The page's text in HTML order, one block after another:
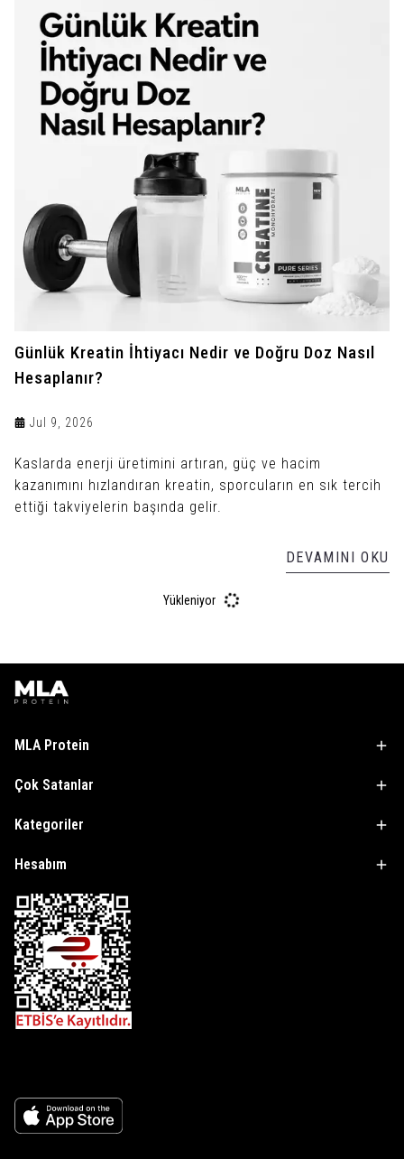
Günlük Kreatin İhtiyacı Nedir ve Doğru Doz Nasıl
Hesaplanır?
Jul 9, 2026
Kaslarda enerji üretimini artıran, güç ve hacim
kazanımını hızlandıran kreatin, sporcuların en sık tercih
ettiği takviyelerin başında gelir.
DEVAMINI OKU
Yükleniyor
MLA Protein
Çok Satanlar
Kategoriler
Hesabım